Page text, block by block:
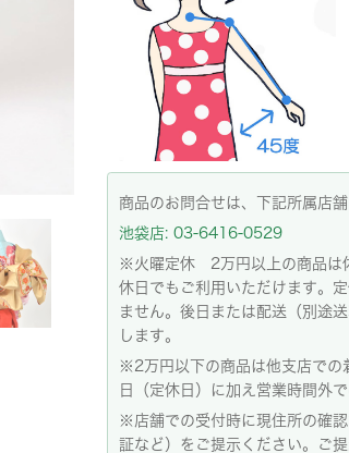
商品のお問合せは、下記所属店舗
池袋店: 03-6416-0529
※火曜定休 2万円以上の商品は
休日でもご利用いただけます。
ません。後日または配送（別途
します。
※2万円以下の商品は他支店での
日（定休日）に加え営業時間外
※店舗での受付時に現住所の確
証など）をご提示ください。ご